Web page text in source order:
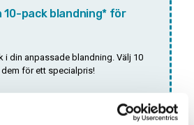
10-pack blandning* för
i din anpassade blandning. Välj 10
för ett specialpris!